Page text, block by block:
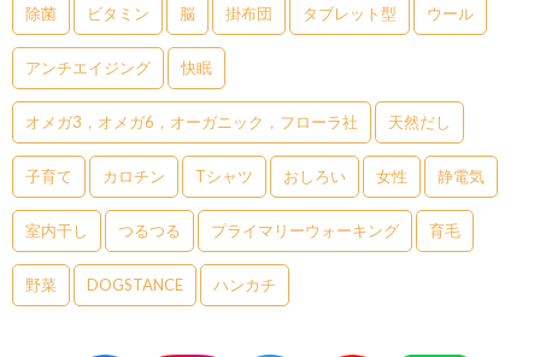
除菌 ビタミン 脳 掛布団 タブレット型 ウール
アンチエイジング 快眠
オメガ3，オメガ6，オーガニック，フローラ社 天然だし
子育て カロチン Tシャツ おしろい 女性 静電気
室内干し つるつる プライマリーウォーキング 育毛
野菜 DOGSTANCE ハンカチ